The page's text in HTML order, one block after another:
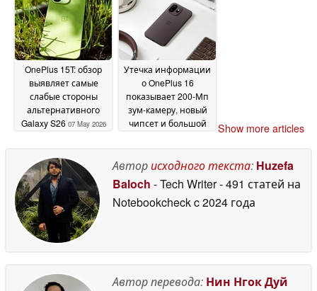
OnePlus 15T: обзор
выявляет самые
слабые стороны
альтернативного
Galaxy S26 07 May 2026
Утечка информации
о OnePlus 16
показывает 200-Мп
зум-камеру, новый
чипсет и большой
Show more articles
Авторисходного текста: Huzefa
Baloch - Tech Writer- 491 статей на
Notebookcheckc 2024 года
Автор перевода: Нин Нгок Дуй